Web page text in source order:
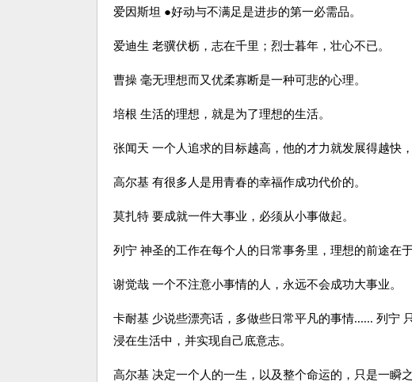
爱因斯坦 ●好动与不满足是进步的第一必需品。
爱迪生 老骥伏枥，志在千里；烈士暮年，壮心不已。
曹操 毫无理想而又优柔寡断是一种可悲的心理。
培根 生活的理想，就是为了理想的生活。
张闻天 一个人追求的目标越高，他的才力就发展得越快
高尔基 有很多人是用青春的幸福作成功代价的。
莫扎特 要成就一件大事业，必须从小事做起。
列宁 神圣的工作在每个人的日常事务里，理想的前途在
谢觉哉 一个不注意小事情的人，永远不会成功大事业。
卡耐基 少说些漂亮话，多做些日常平凡的事情...... 列宁
浸在生活中，并实现自己底意志。
高尔基 决定一个人的一生，以及整个命运的，只是一瞬之